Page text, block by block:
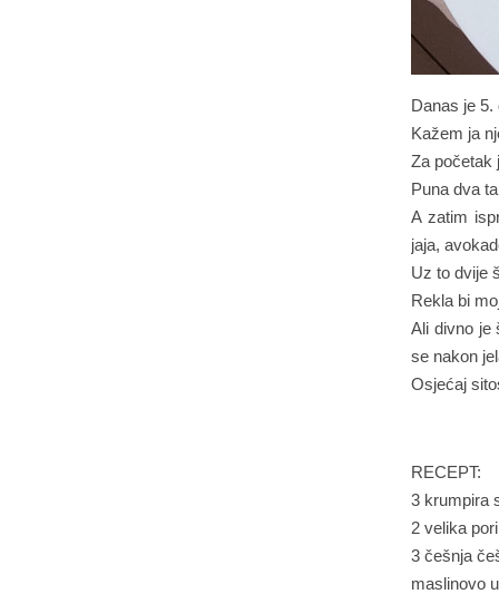
Danas je
Kažem ja
Za početak
Puna dva
A zatim
jaja,
Uz to dvije
Rekla bi
Ali divno je
se nakon
Osjećaj
RECEPT:
3 krumpira
2 velika
3 češnja
maslinovo